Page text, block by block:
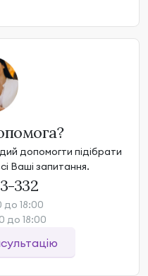
допомогти підібрати
Ваші запитання.
332
до 18:00
до 18:00